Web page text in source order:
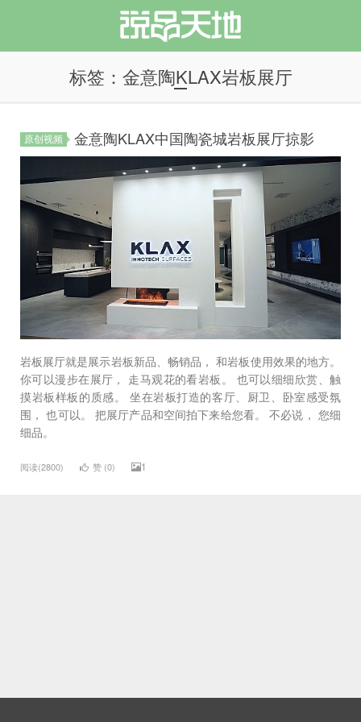
说品天地
标签：金意陶KLAX岩板展厅
原创视频 金意陶KLAX中国陶瓷城岩板展厅掠影
岩板展厅就是展示岩板新品、畅销品， 和岩板使用效果的地方。
你可以漫步在展厅， 走马观花的看岩板。 也可以细细欣赏、触
摸岩板样板的质感。 坐在岩板打造的客厅、厨卫、卧室感受氛
围， 也可以。 把展厅产品和空间拍下来给您看。 不必说， 您细
细品。
阅读(2800) 赞 (0) 1